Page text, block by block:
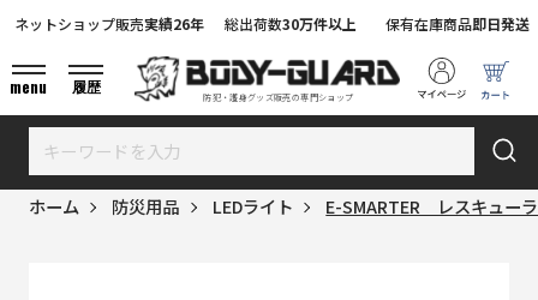
防犯・護身グッズ販売の専門ショップ
ネットショップ販売実績26年 総出荷数30万件以上 保有在庫商品即日発送
menu 履歴
ホーム 防災用品 LEDライト E-SMARTER レスキュー